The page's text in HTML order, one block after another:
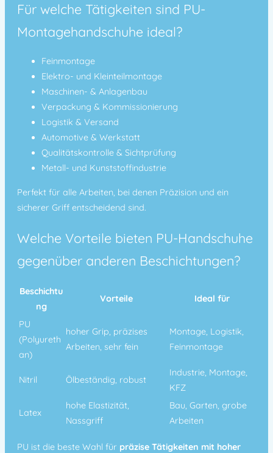
Für welche Tätigkeiten sind PU-
Montagehandschuhe ideal?
Feinmontage
Elektro- und Kleinteilmontage
Maschinen- & Anlagenbau
Verpackung & Kommissionierung
Logistik & Versand
Automotive & Werkstatt
Qualitätskontrolle & Sichtprüfung
Metall- und Kunststoffindustrie
Perfekt für alle Arbeiten, bei denen Präzision und ein
sicherer Griff entscheidend sind.
Welche Vorteile bieten PU-Handschuhe
gegenüber anderen Beschichtungen?
Beschichtu
ng
Vorteile Ideal für
PU
(Polyureth
an)
hoher Grip, präzises
Arbeiten, sehr fein
Montage, Logistik,
Feinmontage
Nitril Ölbeständig, robust
Industrie, Montage,
KFZ
Latex
hohe Elastizität,
Nassgriff
Bau, Garten, grobe
Arbeiten
PU ist die beste Wahl für präzise Tätigkeiten mit hoher